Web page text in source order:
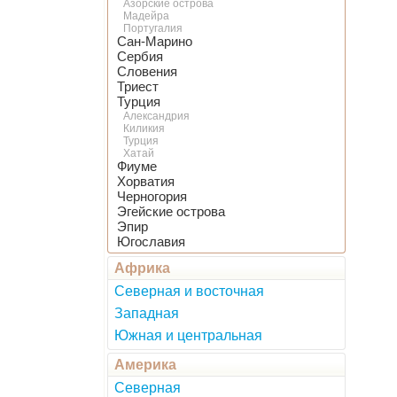
Азорские острова
Мадейра
Португалия
Сан-Марино
Сербия
Словения
Триест
Турция
Александрия
Киликия
Турция
Хатай
Фиуме
Хорватия
Черногория
Эгейские острова
Эпир
Югославия
Африка
Северная и восточная
Западная
Южная и центральная
Америка
Северная